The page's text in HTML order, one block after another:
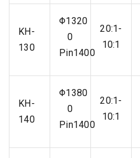
KH-
130
Φ1320
0
Pin1400
20:1-
10:1
KH-
140
Φ1380
0
Pin1400
20:1-
10:1